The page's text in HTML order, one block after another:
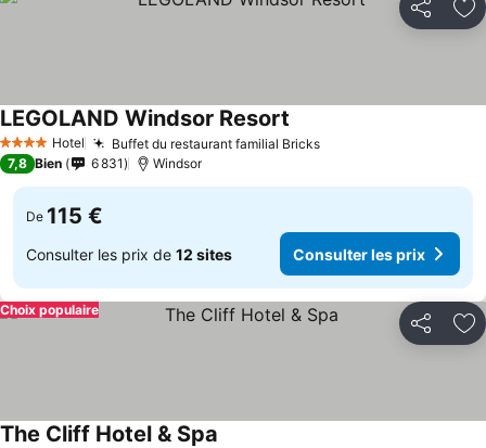
Partager
4 Étoiles Hotel Buffet du restaurant familial Bricks
LEGOLAND Windsor Resort
7,8 Bien 6 831 Windsor
De 115 €
Consulter les prix de 12 sites Consulter les prix
Partager
Choix populaire
The Cliff Hotel & Spa